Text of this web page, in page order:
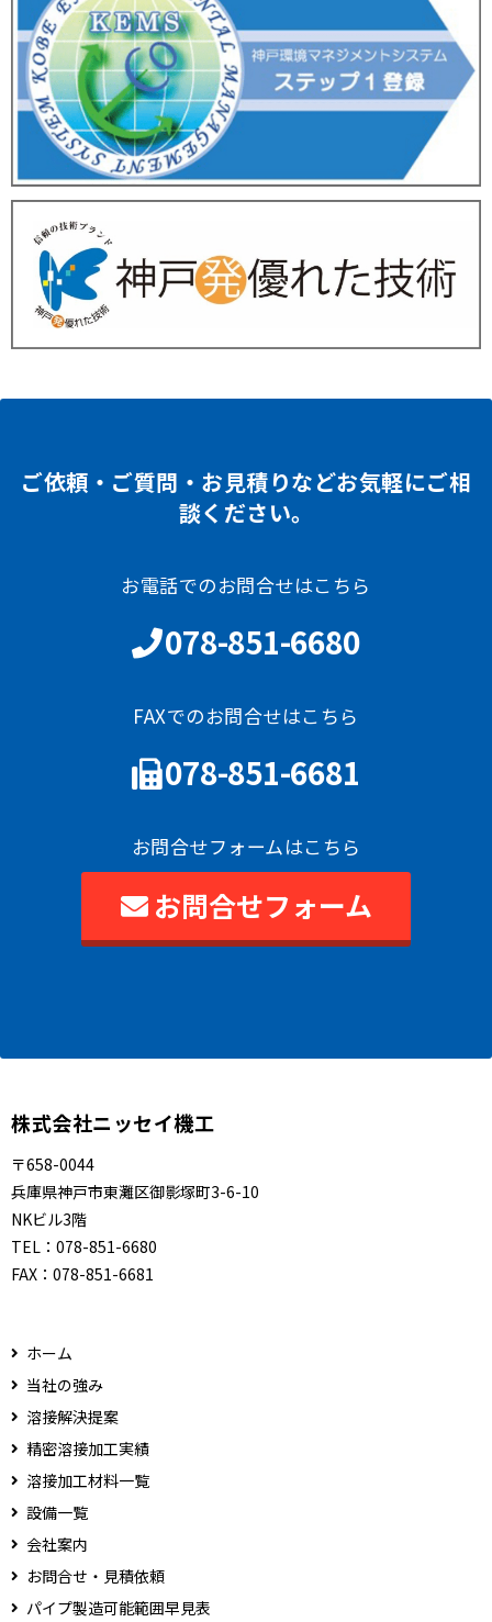
ご依頼・ご質問・お見積りなどお気軽にご相
談ください。
お電話でのお問合せはこちら
078-851-6680
FAXでのお問合せはこちら
078-851-6681
お問合せフォームはこちら
お問合せフォーム
株式会社ニッセイ機工
〒658-0044
兵庫県神戸市東灘区御影塚町3-6-10
NKビル3階
TEL： 078-851-6680
FAX： 078-851-6681
ホーム
当社の強み
溶接解決提案
精密溶接加工実績
溶接加工材料一覧
設備一覧
会社案内
お問合せ・見積依頼
パイプ製造可能範囲早見表